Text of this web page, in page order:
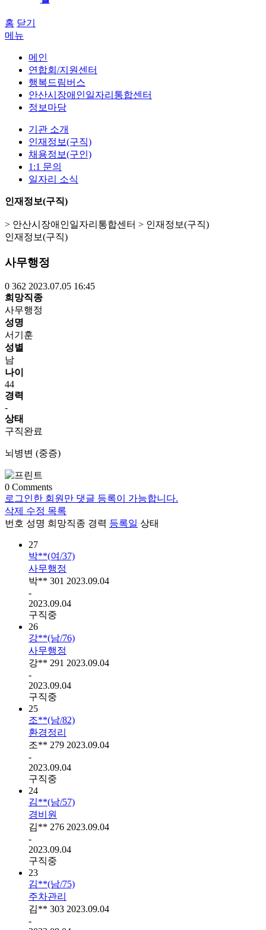
홈 닫기
메뉴
메인
연합회/지원센터
행복드림버스
안산시장애인일자리통합센터
정보마당
기관 소개
인재정보(구직)
채용정보(구인)
1:1 문의
일자리 소식
인재정보(구직)
> 안산시장애인일자리통합센터 > 인재정보(구직)
인재정보(구직)
사무행정
0 362 2023.07.05 16:45
희망직종
사무행정
성명
서기훈
성별
남
나이
44
경력
-
상태
구직완료
뇌병변 (중증)
0 Comments
로그인한 회원만 댓글 등록이 가능합니다.
삭제 수정 목록
번호 성명 희망직종 경력 등록일 상태
27
박**(여/37)
사무행정
박** 301 2023.09.04
-
2023.09.04
구직중
26
강**(남/76)
사무행정
강** 291 2023.09.04
-
2023.09.04
구직중
25
조**(남/82)
환경정리
조** 279 2023.09.04
-
2023.09.04
구직중
24
김**(남/57)
경비원
김** 276 2023.09.04
-
2023.09.04
구직중
23
김**(남/75)
주차관리
김** 303 2023.09.04
-